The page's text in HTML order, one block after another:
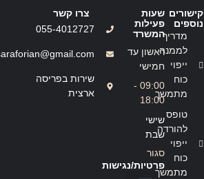
קישורים
נוספים
מדריך
לממנה
ייפוי
כוח
מתמשך
טופס
להורדה
ייפוי
כוח
מתמשך
שעות
פעילות
המשרד
ראשון עד
חמישי
09:00 -
18:00
שישי
שבת
סגור
פרטיות/נגישות
צרו קשר
055-4012727
שירות בפריסה
ארצית